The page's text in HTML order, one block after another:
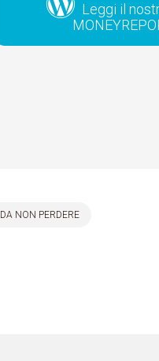
Leggi il
DA NON PERDERE